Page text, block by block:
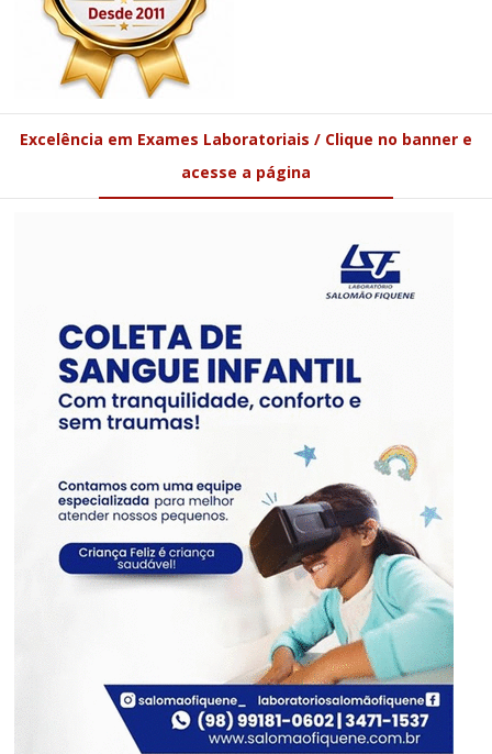
Excelência em Exames Laboratoriais / Clique no banner e
acesse a página